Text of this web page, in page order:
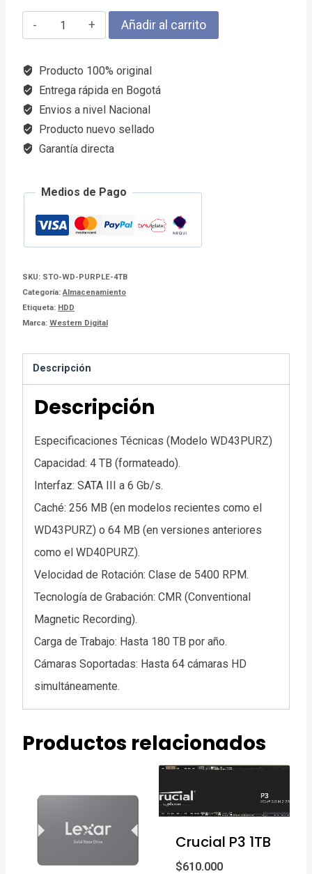
Western
Purple
4TB
sata
cantidad
Añadir al carrito
Producto 100% original
Entrega rápida en Bogotá
Envios a nivel Nacional
Producto nuevo sellado
Garantía directa
Medios de Pago
SKU: STO-WD-PURPLE-4TB
Categoría:Almacenamiento
Etiqueta: HDD
Marca: Western Digital
Descripción
Descripción
Especificaciones Técnicas (Modelo WD43PURZ)
Capacidad: 4 TB (formateado).
Interfaz: SATA III a 6 Gb/s.
Caché: 256 MB (en modelos recientes como el
WD43PURZ) o 64 MB (en versiones anteriores
como el WD40PURZ).
Velocidad de Rotación: Clase de 5400 RPM.
Tecnología de Grabación: CMR (Conventional
Magnetic Recording).
Carga de Trabajo: Hasta 180 TB por año.
Cámaras Soportadas: Hasta 64 cámaras HD
simultáneamente.
Productos relacionados
Crucial P3 1TB
$610.000